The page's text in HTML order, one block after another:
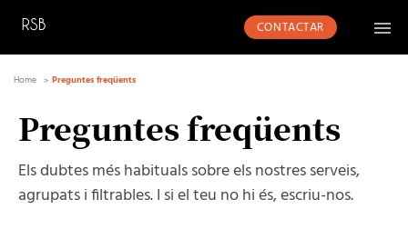
CONTACTAR
Home Preguntes freqüents
Preguntes freqüents
Els dubtes més habituals sobre els nostres serveis,
agrupats i filtrables. I si el teu no hi és, escriu-nos.